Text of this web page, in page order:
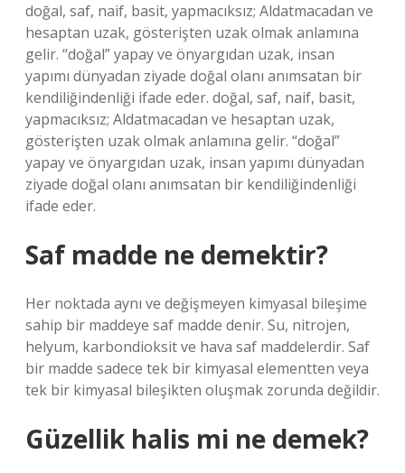
doğal, saf, naif, basit, yapmacıksız; Aldatmacadan ve
hesaptan uzak, gösterişten uzak olmak anlamına
gelir. “doğal” yapay ve önyargıdan uzak, insan
yapımı dünyadan ziyade doğal olanı anımsatan bir
kendiliğindenliği ifade eder. doğal, saf, naif, basit,
yapmacıksız; Aldatmacadan ve hesaptan uzak,
gösterişten uzak olmak anlamına gelir. “doğal”
yapay ve önyargıdan uzak, insan yapımı dünyadan
ziyade doğal olanı anımsatan bir kendiliğindenliği
ifade eder.
Saf madde ne demektir?
Her noktada aynı ve değişmeyen kimyasal bileşime
sahip bir maddeye saf madde denir. Su, nitrojen,
helyum, karbondioksit ve hava saf maddelerdir. Saf
bir madde sadece tek bir kimyasal elementten veya
tek bir kimyasal bileşikten oluşmak zorunda değildir.
Güzellik halis mi ne demek?